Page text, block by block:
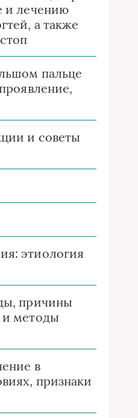
и лечению
а также
пальце
и советы
этиология
причины
и методы
в
признаки